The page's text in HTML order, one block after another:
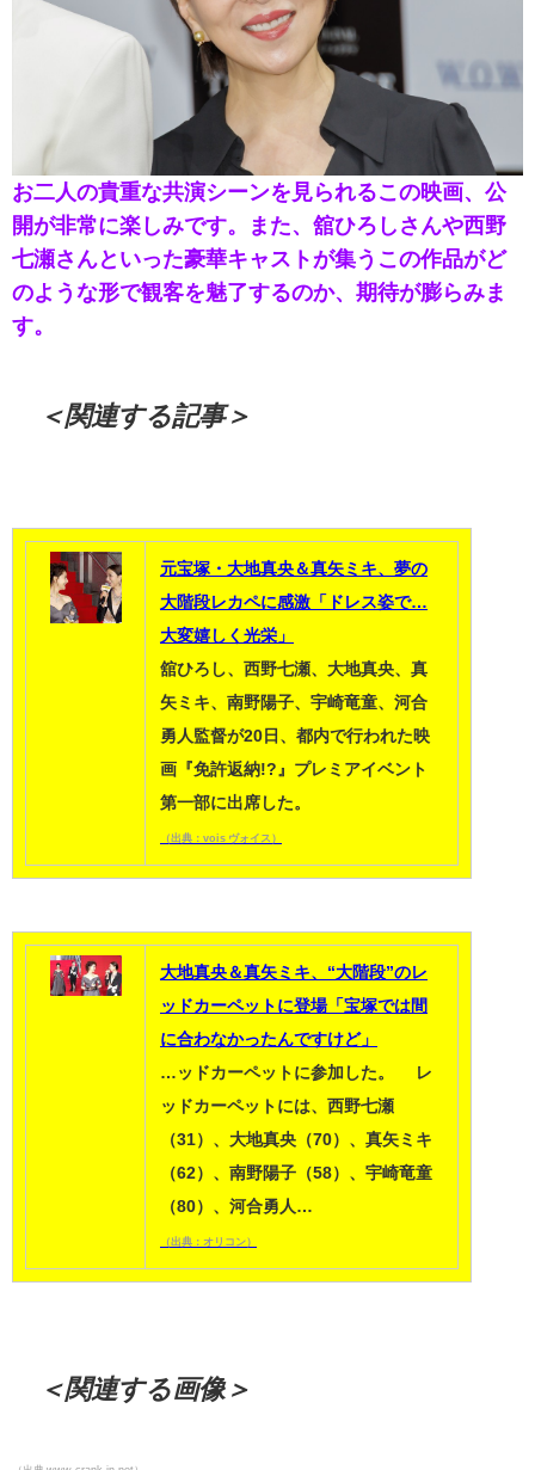
お二人の貴重な共演シーンを見られるこの映画、公
開が非常に楽しみです。また、舘ひろしさんや西野
七瀬さんといった豪華キャストが集うこの作品がど
のような形で観客を魅了するのか、期待が膨らみま
す。
＜関連する記事＞
元宝塚・大地真央＆真矢ミキ、夢の
大階段レカペに感激「ドレス姿で…
大変嬉しく光栄」
舘ひろし、西野七瀬、大地真央、真
矢ミキ、南野陽子、宇崎竜童、河合
勇人監督が20日、都内で行われた映
画『免許返納!?』プレミアイベント
第一部に出席した。
（出典：vois ヴォイス）
大地真央＆真矢ミキ、“大階段”のレ
ッドカーペットに登場「宝塚では間
に合わなかったんですけど」
…ッドカーペットに参加した。 レ
ッドカーペットには、西野七瀬
（31）、大地真央（70）、真矢ミキ
（62）、南野陽子（58）、宇崎竜童
（80）、河合勇人…
（出典：オリコン）
＜関連する画像＞